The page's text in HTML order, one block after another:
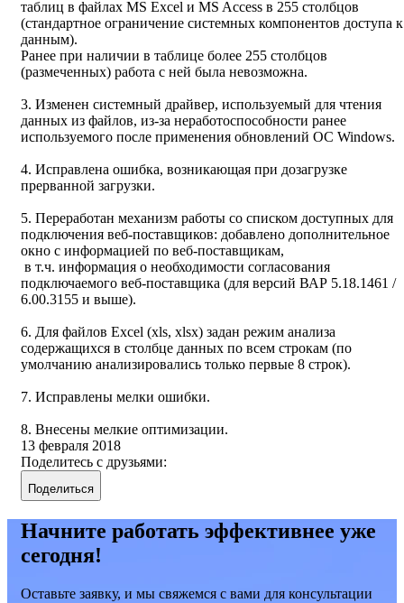
таблиц в файлах MS Excel и MS Access в 255 столбцов
(стандартное ограничение системных компонентов доступа к
данным).
Ранее при наличии в таблице более 255 столбцов
(размеченных) работа с ней была невозможна.
3. Изменен системный драйвер, используемый для чтения
данных из файлов, из-за неработоспособности ранее
используемого после применения обновлений ОС Windows.
4. Исправлена ошибка, возникающая при дозагрузке
прерванной загрузки.
5. Переработан механизм работы со списком доступных для
подключения веб-поставщиков: добавлено дополнительное
окно с информацией по веб-поставщикам,
в т.ч. информация о необходимости согласования
подключаемого веб-поставщика (для версий ВАР 5.18.1461 /
6.00.3155 и выше).
6. Для файлов Excel (xls, xlsx) задан режим анализа
содержащихся в столбце данных по всем строкам (по
умолчанию анализировались только первые 8 строк).
7. Исправлены мелки ошибки.
8. Внесены мелкие оптимизации.
13 февраля 2018
Поделитесь с друзьями:
Поделиться
Начните работать эффективнее уже
сегодня!
Оставьте заявку, и мы свяжемся с вами для консультации